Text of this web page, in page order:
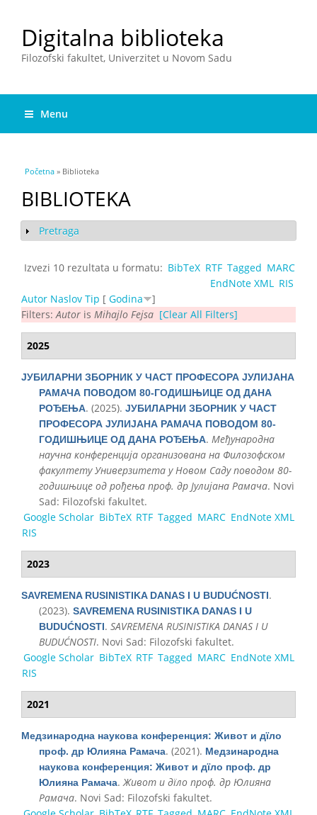
Digitalna biblioteka
Filozofski fakultet, Univerzitet u Novom Sadu
Menu
You are here
Početna » Biblioteka
BIBLIOTEKA
Show
Pretraga
Izvezi 10 rezultata u formatu: BibTeX RTF Tagged MARC
EndNote XML
RIS
Autor Naslov Tip [ Godina
]
Filters: Autor is Mihajlo Fejsa [Clear All Filters]
2025
ЈУБИЛАРНИ ЗБОРНИК У ЧАСТ ПРОФЕСОРА ЈУЛИЈАНА
РАМАЧА ПОВОДОМ 80-ГОДИШЊИЦЕ ОД ДАНА
РОЂЕЊА. (2025). ЈУБИЛАРНИ ЗБОРНИК У ЧАСТ
ПРОФЕСОРА ЈУЛИЈАНА РАМАЧА ПОВОДОМ 80-
ГОДИШЊИЦЕ ОД ДАНА РОЂЕЊА. Међународна
научна конференција организована на Филозофском
факултету Универзитета у Новом Саду поводом 80-
годишњице од рођења проф. др Јулијана Рамача. Novi
Sad: Filozofski fakultet.
Google Scholar BibTeX RTF Tagged MARC EndNote XML
RIS
2023
SAVREMENA RUSINISTIKA DANAS I U BUDUĆNOSTI.
(2023). SAVREMENA RUSINISTIKA DANAS I U
BUDUĆNOSTI. SAVREMENA RUSINISTIKA DANAS I U
BUDUĆNOSTI. Novi Sad: Filozofski fakultet.
Google Scholar BibTeX RTF Tagged MARC EndNote XML
RIS
2021
Медзинародна наукова конференция: Живот и дїло
проф. др Юлияна Рамача. (2021). Медзинародна
наукова конференция: Живот и дїло проф. др
Юлияна Рамача. Живот и дїло проф. др Юлияна
Рамача. Novi Sad: Filozofski fakultet.